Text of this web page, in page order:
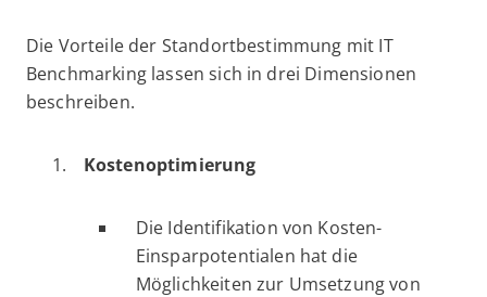
Die Vorteile der Standortbestimmung mit IT
Benchmarking lassen sich in drei Dimensionen
beschreiben.
Kostenoptimierung
Die Identifikation von Kosten-
Einsparpotentialen hat die
Möglichkeiten zur Umsetzung von